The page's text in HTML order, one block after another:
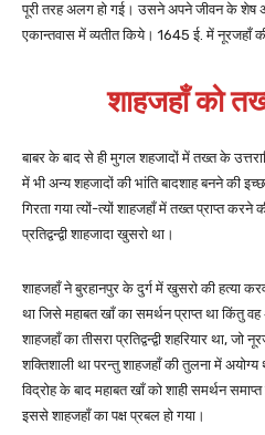
पूरी तरह अलग हो गई। उसने अपने जीवन के शेष
एकान्तवास में व्यतीत किये। 1645 ई. में नूरजहाँ
शाहजहाँ को
बाबर के बाद से ही मुगल शहजादों में तख्त के
में भी अन्य शहजादों की भांति बादशाह बनने की
गिरता गया त्यों-त्यों शाहजहाँ में तख्त प्राप्त करने
प्रतिद्वन्द्वी शाहजादा खुसरो था।
शाहजहाँ ने बुरहानपुर के दुर्ग में खुसरो की हत्या
था जिसे महाबत खाँ का समर्थन प्राप्त था किंतु
शाहजहाँ का तीसरा प्रतिद्वन्द्वी शहरियार था,
शक्तिशाली था परन्तु शाहजहाँ की तुलना में
विद्रोह के बाद महाबत खाँ को शाही समर्थन
इससे शाहजहाँ का पक्ष प्रबल हो गया।